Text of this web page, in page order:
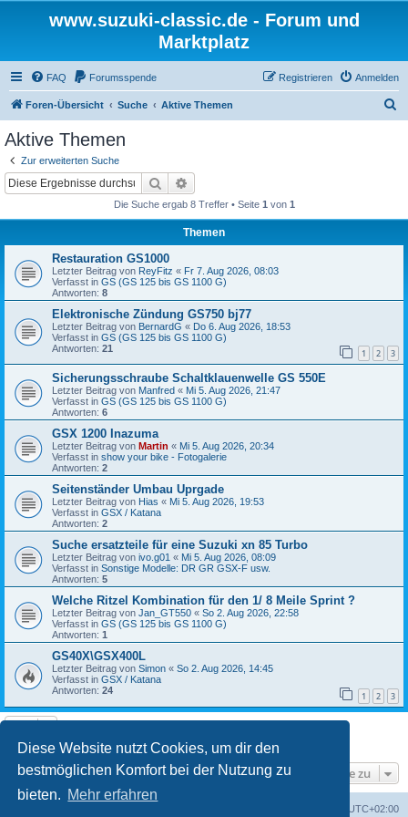
Diese Website nutzt Cookies, um dir den
bestmöglichen Komfort bei der Nutzung zu
bieten. Mehr erfahren
www.suzuki-classic.de - Forum und
Marktplatz
FAQ Forumsspende Anmelden
Registrieren
Foren-Übersicht Suche Aktive Themen
Aktive Themen
Zur erweiterten Suche
Suche
Die Suche ergab 8 Treffer • Seite 1 von 1
Themen
Restauration GS1000
Letzter Beitrag von ReyFitz « Fr 7. Aug 2026, 08:03
Verfasst in GS (GS 125 bis GS 1100 G)
Antworten: 8
Elektronische Zündung GS750 bj77
Letzter Beitrag von BernardG « Do 6. Aug 2026, 18:53
Verfasst in GS (GS 125 bis GS 1100 G)
Antworten: 21 1 2 3
Sicherungsschraube Schaltklauenwelle GS 550E
Letzter Beitrag von Manfred « Mi 5. Aug 2026, 21:47
Verfasst in GS (GS 125 bis GS 1100 G)
Antworten: 6
GSX 1200 Inazuma
Letzter Beitrag von Martin « Mi 5. Aug 2026, 20:34
Verfasst in show your bike - Fotogalerie
Antworten: 2
Seitenständer Umbau Uprgade
Letzter Beitrag von Hias « Mi 5. Aug 2026, 19:53
Verfasst in GSX / Katana
Antworten: 2
Suche ersatzteile für eine Suzuki xn 85 Turbo
Letzter Beitrag von ivo.g01 « Mi 5. Aug 2026, 08:09
Verfasst in Sonstige Modelle: DR GR GSX-F usw.
Antworten: 5
Welche Ritzel Kombination für den 1/ 8 Meile Sprint ?
Letzter Beitrag von Jan_GT550 « So 2. Aug 2026, 22:58
Verfasst in GS (GS 125 bis GS 1100 G)
Antworten: 1
GS40X\GSX400L
Letzter Beitrag von Simon « So 2. Aug 2026, 14:45
Verfasst in GSX / Katana
Antworten: 24 1 2 3
Die Suche ergab 8 Treffer • Seite1von
Gehe zu
UTC+02:00